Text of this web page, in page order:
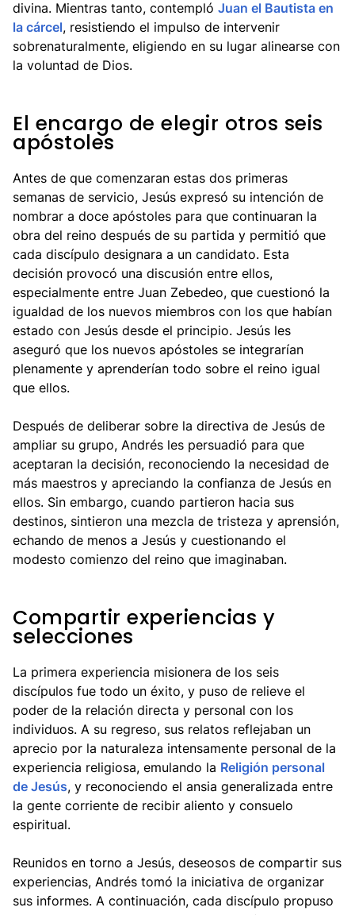
divina. Mientras tanto, contempló Juan el Bautista en
la cárcel, resistiendo el impulso de intervenir
sobrenaturalmente, eligiendo en su lugar alinearse con
la voluntad de Dios.
El encargo de elegir otros seis
apóstoles
Antes de que comenzaran estas dos primeras
semanas de servicio, Jesús expresó su intención de
nombrar a doce apóstoles para que continuaran la
obra del reino después de su partida y permitió que
cada discípulo designara a un candidato. Esta
decisión provocó una discusión entre ellos,
especialmente entre Juan Zebedeo, que cuestionó la
igualdad de los nuevos miembros con los que habían
estado con Jesús desde el principio. Jesús les
aseguró que los nuevos apóstoles se integrarían
plenamente y aprenderían todo sobre el reino igual
que ellos.
Después de deliberar sobre la directiva de Jesús de
ampliar su grupo, Andrés les persuadió para que
aceptaran la decisión, reconociendo la necesidad de
más maestros y apreciando la confianza de Jesús en
ellos. Sin embargo, cuando partieron hacia sus
destinos, sintieron una mezcla de tristeza y aprensión,
echando de menos a Jesús y cuestionando el
modesto comienzo del reino que imaginaban.
Compartir experiencias y
selecciones
La primera experiencia misionera de los seis
discípulos fue todo un éxito, y puso de relieve el
poder de la relación directa y personal con los
individuos. A su regreso, sus relatos reflejaban un
aprecio por la naturaleza intensamente personal de la
experiencia religiosa, emulando la Religión personal
de Jesús, y reconociendo el ansia generalizada entre
la gente corriente de recibir aliento y consuelo
espiritual.
Reunidos en torno a Jesús, deseosos de compartir sus
experiencias, Andrés tomó la iniciativa de organizar
sus informes. A continuación, cada discípulo propuso